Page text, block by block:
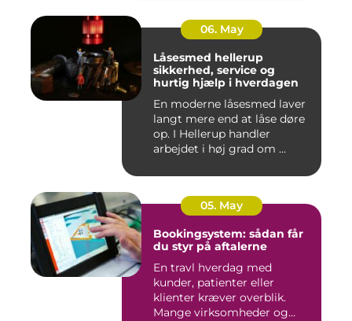
06. May
Låsesmed hellerup
sikkerhed, service og
hurtig hjælp i hverdagen
En moderne låsesmed laver
langt mere end at låse døre
op. I Hellerup handler
arbejdet i høj grad om ...
05. May
Bookingsystem: sådan får
du styr på aftalerne
En travl hverdag med
kunder, patienter eller
klienter kræver overblik.
Mange virksomheder og